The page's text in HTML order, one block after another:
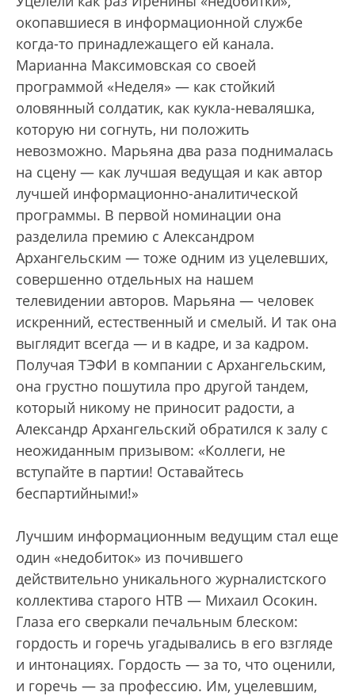
окопавшиеся в информационной службе
когда-то принадлежащего ей канала.
Марианна Максимовская со своей
программой «Неделя» — как стойкий
оловянный солдатик, как кукла-неваляшка,
которую ни согнуть, ни положить
невозможно. Марьяна два раза поднималась
на сцену — как лучшая ведущая и как автор
лучшей информационно-аналитической
программы. В первой номинации она
разделила премию с Александром
Архангельским — тоже одним из уцелевших,
совершенно отдельных на нашем
телевидении авторов. Марьяна — человек
искренний, естественный и смелый. И так она
выглядит всегда — и в кадре, и за кадром.
Получая ТЭФИ в компании с Архангельским,
она грустно пошутила про другой тандем,
который никому не приносит радости, а
Александр Архангельский обратился к залу с
неожиданным призывом: «Коллеги, не
вступайте в партии! Оставайтесь
беспартийными!»
Лучшим информационным ведущим стал еще
один «недобиток» из почившего
действительно уникального журналистского
коллектива старого НТВ — Михаил Осокин.
Глаза его сверкали печальным блеском:
гордость и горечь угадывались в его взгляде
и интонациях. Гордость — за то, что оценили,
и горечь — за профессию. Им, уцелевшим,